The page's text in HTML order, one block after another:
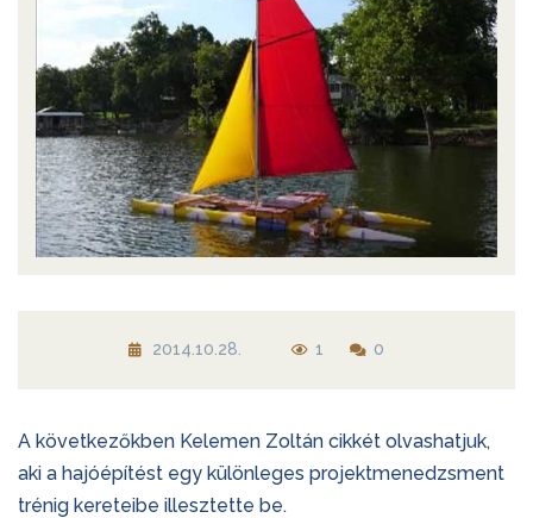
2014.10.28. 1 0
A következőkben Kelemen Zoltán cikkét olvashatjuk,
aki a hajóépítést egy különleges projektmenedzsment
trénig kereteibe illesztette be.